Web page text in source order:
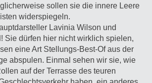
sollen sie die innere Leere
widerspiegeln.
Lavinia Wilson und
Sie dürfen hier nicht wirklich spielen,
eine Art Stellungs-Best-Of aus der
abspulen. Einmal sehen wir sie, wie
auf der Terrasse des teuren